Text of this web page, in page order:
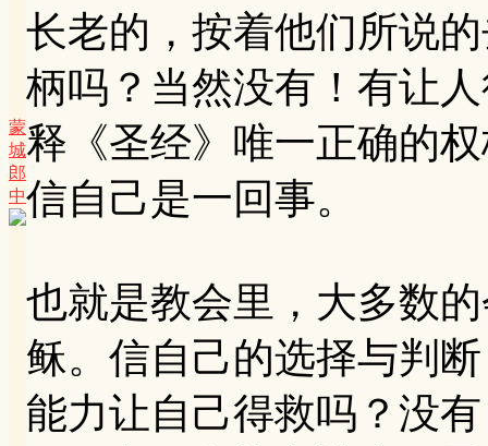
蒙
城
郎
中
长老的，按着他们所说
柄吗？当然没有！有让
释《圣经》唯一正确的
信自己是一回事。
也就是教会里，大多数
稣。信自己的选择与判
能力让自己得救吗？没